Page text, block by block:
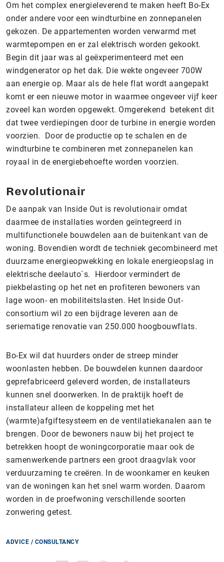
Om het complex energieleverend te maken heeft Bo-Ex
onder andere voor een windturbine en zonnepanelen
gekozen. De appartementen worden verwarmd met
warmtepompen en er zal elektrisch worden gekookt.
Begin dit jaar was al geëxperimenteerd met een
windgenerator op het dak. Die wekte ongeveer 700W
aan energie op. Maar als de hele flat wordt aangepakt
komt er een nieuwe motor in waarmee ongeveer vijf keer
zoveel kan worden opgewekt. Omgerekend betekent dit
dat twee verdiepingen door de turbine in energie worden
voorzien. Door de productie op te schalen en de
windturbine te combineren met zonnepanelen kan
royaal in de energiebehoefte worden voorzien.
Revolutionair
De aanpak van Inside Out is revolutionair omdat
daarmee de installaties worden geïntegreerd in
multifunctionele bouwdelen aan de buitenkant van de
woning. Bovendien wordt de techniek gecombineerd met
duurzame energieopwekking en lokale energieopslag in
elektrische deelauto`s. Hierdoor vermindert de
piekbelasting op het net en profiteren bewoners van
lage woon- en mobiliteitslasten. Het Inside Out-
consortium wil zo een bijdrage leveren aan de
seriematige renovatie van 250.000 hoogbouwflats.
Bo-Ex wil dat huurders onder de streep minder
woonlasten hebben. De bouwdelen kunnen daardoor
geprefabriceerd geleverd worden, de installateurs
kunnen snel doorwerken. In de praktijk hoeft de
installateur alleen de koppeling met het
(warmte)afgiftesysteem en de ventilatiekanalen aan te
brengen. Door de bewoners nauw bij het project te
betrekken hoopt de woningcorporatie maar ook de
samenwerkende partners een groot draagvlak voor
verduurzaming te creëren. In de woonkamer en keuken
van de woningen kan het snel warm worden. Daarom
worden in de proefwoning verschillende soorten
zonwering getest.
ADVICE / CONSULTANCY